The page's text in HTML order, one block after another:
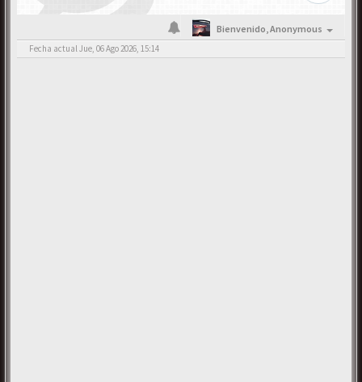
Bienvenido,Anonymous
Fecha actual Jue, 06 Ago 2026, 15:14